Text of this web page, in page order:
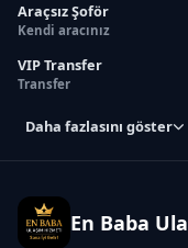
Araçsız Şoför
Kendi aracınız
VIP Transfer
Transfer
Daha fazlasını göster
En Baba